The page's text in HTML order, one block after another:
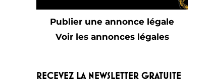
Publier une annonce légale
Voir les annonces légales
RECEVEZ LA NEWSLETTER GRATUITE